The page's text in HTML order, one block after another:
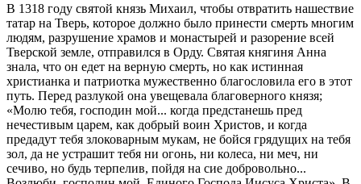
В 1318 году святой князь Михаил, чтобы отвратить нашествие
татар на Тверь, которое должно было принести смерть многим
людям, разрушение храмов и монастырей и разорение всей
Тверской земле, отправился в Орду. Святая княгиня Анна
знала, что он едет на верную смерть, но как истинная
христианка и патриотка мужественно благословила его в этот
путь. Перед разлукой она увещевала благоверного князя;
«Молю тебя, господин мой... когда предстанешь пред
нечестивым царем, как добрый воин Христов, и когда
предадут тебя злоковарным мукам, не бойся грядущих на тебя
зол, да не устрашит тебя ни огонь, ни колеса, ни меч, ни
сечиво, но будь терпелив, пойдя на сие добровольно...